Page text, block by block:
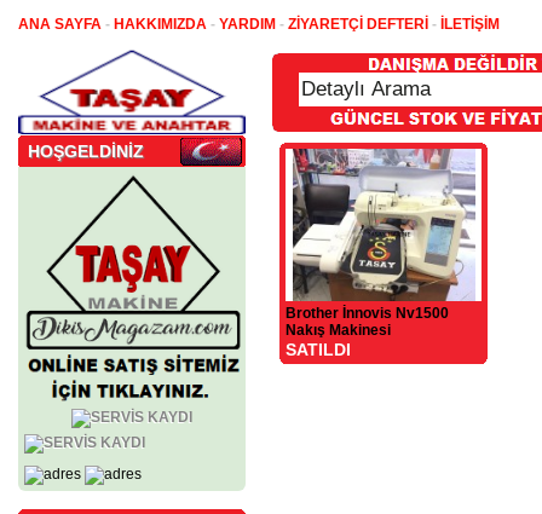
ANA SAYFA - HAKKIMIZDA - YARDIM - ZİYARETÇİ DEFTERİ - İLETİŞİM
HOŞGELDİNİZ
Brother İnnovis Nv1500
Nakış Makinesi
SATILDI